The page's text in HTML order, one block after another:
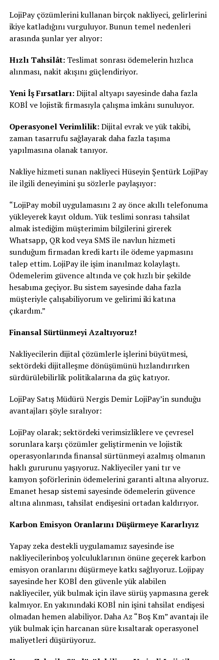
LojiPay çözümlerini kullanan birçok nakliyeci, gelirlerini
ikiye katladığını vurguluyor. Bunun temel nedenleri
arasında şunlar yer alıyor:
Hızlı Tahsilât:Teslimat sonrası ödemelerin hızlıca
alınması, nakit akışını güçlendiriyor.
Yeni İş Fırsatları:Dijital altyapı sayesinde daha fazla
KOBİ ve lojistik firmasıyla çalışma imkânı sunuluyor.
Operasyonel Verimlilik:Dijital evrak ve yük takibi,
zaman tasarrufu sağlayarak daha fazla taşıma
yapılmasına olanak tanıyor.
Nakliye hizmeti sunan nakliyeci Hüseyin Şentürk LojiPay
ile ilgili deneyimini şu sözlerle paylaşıyor:
“LojiPay mobil uygulamasını 2 ay önce akıllı telefonuma
yükleyerek kayıt oldum. Yük teslimi sonrası tahsilat
almak istediğim müşterimim bilgilerini girerek
Whatsapp, QR kod veya SMS ile navlun hizmeti
sunduğum firmadan kredi kartı ile ödeme yapmasını
talep ettim. LojiPay ile işim inanılmaz kolaylaştı.
Ödemelerim güvence altında ve çok hızlı bir şekilde
hesabıma geçiyor. Bu sistem sayesinde daha fazla
müşteriyle çalışabiliyorum ve gelirimi iki katına
çıkardım.”
Finansal Sürtünmeyi Azaltıyoruz!
Nakliyecilerin dijital çözümlerle işlerini büyütmesi,
sektördeki dijitalleşme dönüşümünü hızlandırırken
sürdürülebilirlik politikalarına da güç katıyor.
LojiPay Satış Müdürü Nergis Demir LojiPay’in sunduğu
avantajları şöyle sıralıyor:
LojiPay olarak; sektördeki verimsizliklere ve çevresel
sorunlara karşı çözümler geliştirmenin ve lojistik
operasyonlarında finansal sürtünmeyi azalmış olmanın
haklı gururunu yaşıyoruz. Nakliyeciler yani tır ve
kamyon şoförlerinin ödemelerini garanti altına alıyoruz.
Emanet hesap sistemi sayesinde ödemelerin güvence
altına alınması, tahsilat endişesini ortadan kaldırıyor.
Karbon Emisyon Oranlarını Düşürmeye Kararlıyız
Yapay zeka destekli uygulamamız sayesinde ise
nakliyecilerinboş yolculuklarının önüne geçerek karbon
emisyon oranlarını düşürmeye katkı sağlıyoruz. Lojipay
sayesinde her KOBİ den güvenle yük alabilen
nakliyeciler, yük bulmak için ilave sürüş yapmasına gerek
kalmıyor. En yakınındaki KOBİ nin işini tahsilat endişesi
olmadan hemen alabiliyor. Daha Az “Boş Km” avantajı ile
yük bulmak için harcanan süre kısaltarak operasyonel
maliyetleri düşürüyoruz.